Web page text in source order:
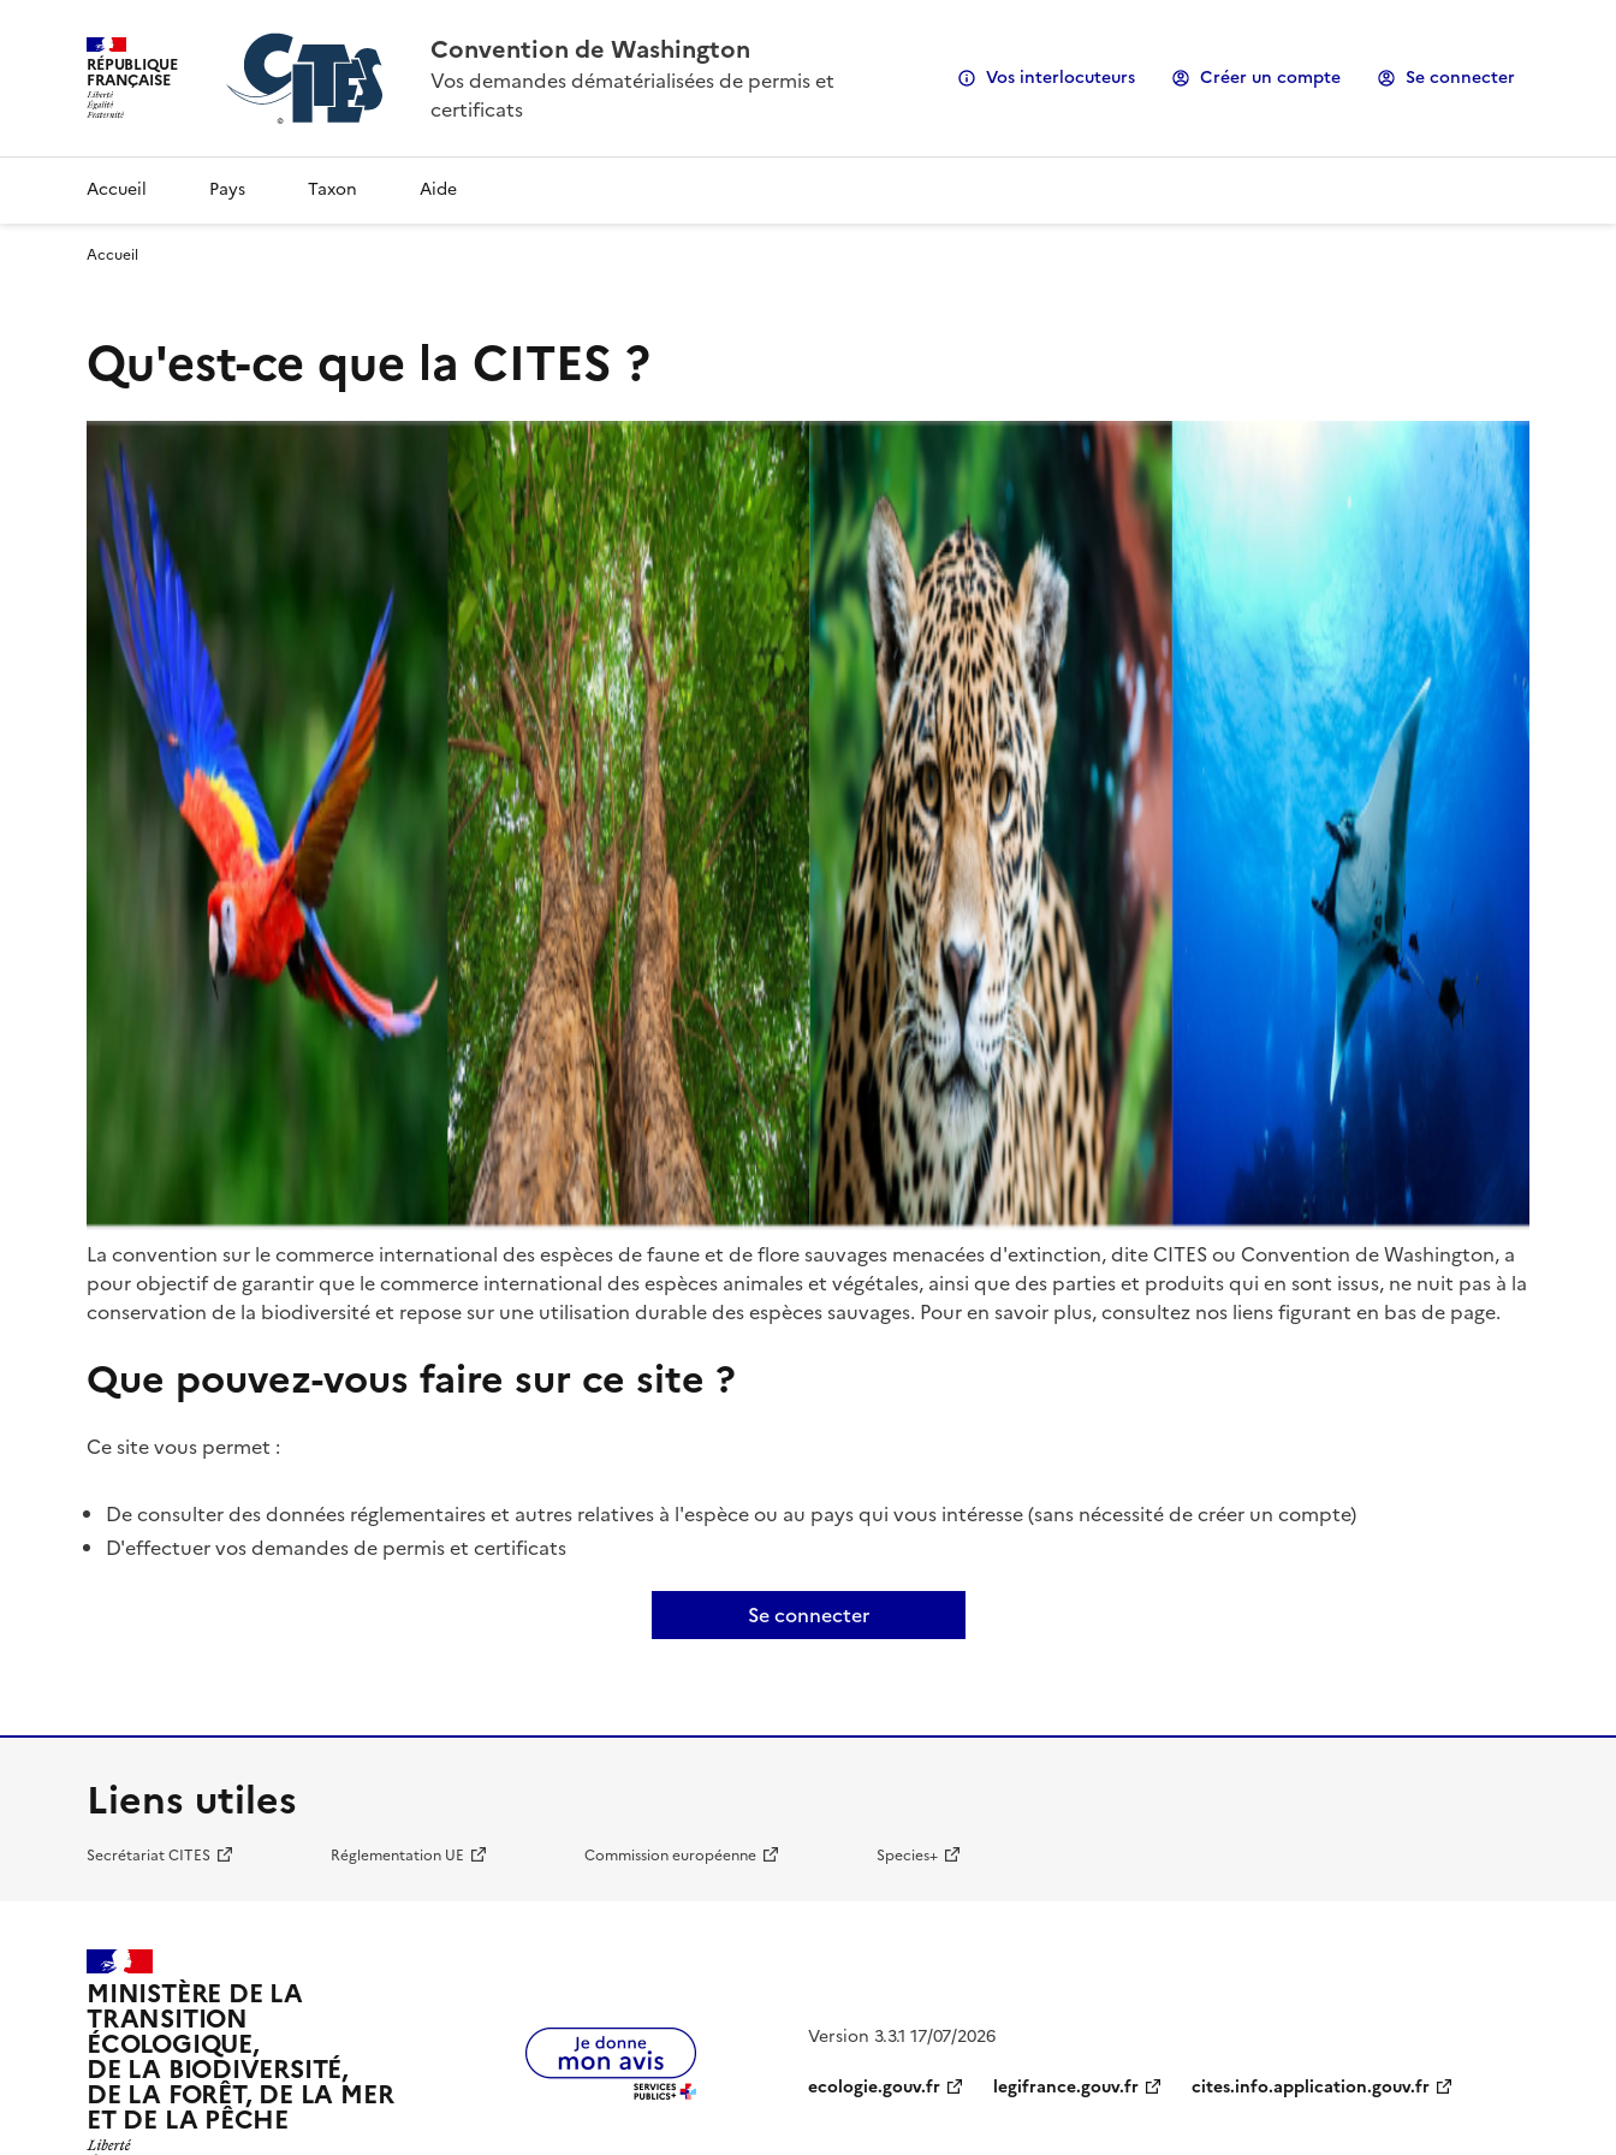
RÉPUBLIQUE
FRANÇAISE
Convention de Washington
Vos demandes dématérialisées de permis et
certificats
Vos interlocuteurs Créer un compte Se connecter
Accueil Pays Taxon Aide
Accueil
Qu'est-ce que la CITES ?
La convention sur le commerce international des espèces de faune et de flore sauvages menacées d'extinction, dite CITES ou Convention de Washington, a
pour objectif de garantir que le commerce international des espèces animales et végétales, ainsi que des parties et produits qui en sont issus, ne nuit pas à la
conservation de la biodiversité et repose sur une utilisation durable des espèces sauvages. Pour en savoir plus, consultez nos liens figurant en bas de page.
Que pouvez-vous faire sur ce site ?
Ce site vous permet :
De consulter des données réglementaires et autres relatives à l'espèce ou au pays qui vous intéresse (sans nécessité de créer un compte)
D'effectuer vos demandes de permis et certificats
Se connecter
Liens utiles
Secrétariat CITES Réglementation UE Commission européenne Species+
MINISTÈRE DE LA
TRANSITION
ÉCOLOGIQUE,
DE LA BIODIVERSITÉ,
DE LA FORÊT, DE LA MER
ET DE LA PÊCHE
Version 3.3.1 17/07/2026
ecologie.gouv.fr
legifrance.gouv.fr cites.info.application.gouv.fr